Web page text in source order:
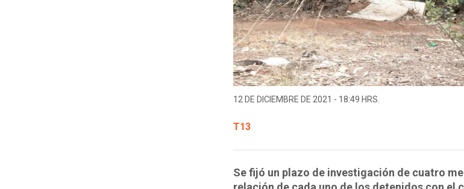
12 DE DICIEMBRE DE 2021 - 18:49 HRS.
T13
Se fijó un plazo de investigación de cuatro